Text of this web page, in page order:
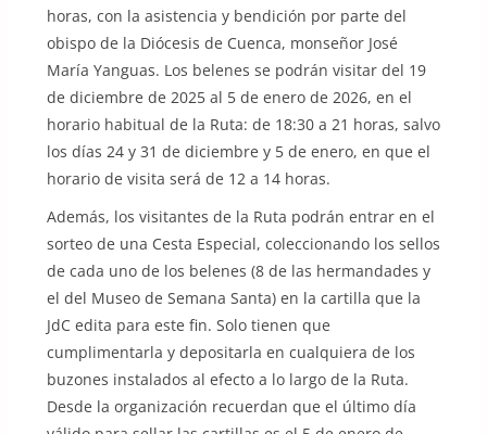
horas, con la asistencia y bendición por parte del
obispo de la Diócesis de Cuenca, monseñor José
María Yanguas. Los belenes se podrán visitar del 19
de diciembre de 2025 al 5 de enero de 2026, en el
horario habitual de la Ruta: de 18:30 a 21 horas, salvo
los días 24 y 31 de diciembre y 5 de enero, en que el
horario de visita será de 12 a 14 horas.
Además, los visitantes de la Ruta podrán entrar en el
sorteo de una Cesta Especial, coleccionando los sellos
de cada uno de los belenes (8 de las hermandades y
el del Museo de Semana Santa) en la cartilla que la
JdC edita para este fin. Solo tienen que
cumplimentarla y depositarla en cualquiera de los
buzones instalados al efecto a lo largo de la Ruta.
Desde la organización recuerdan que el último día